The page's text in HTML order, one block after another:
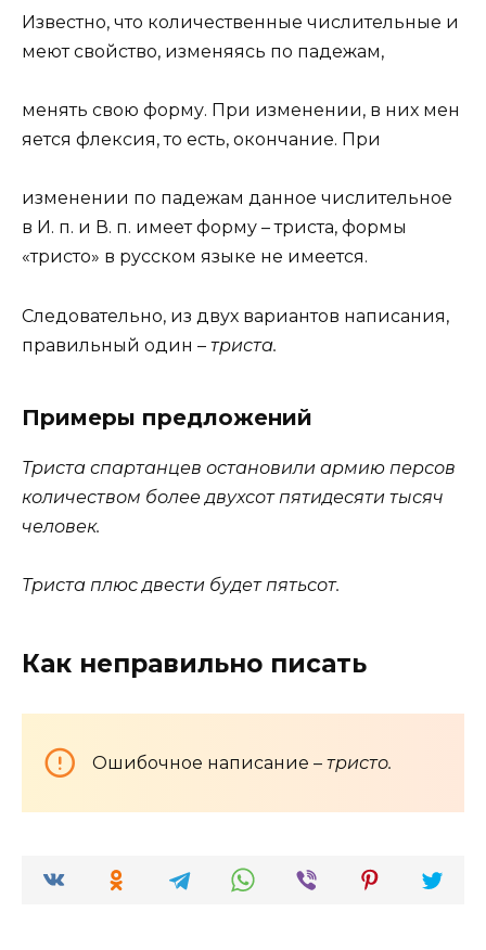
Известно, что количественные числительные и
меют свойство, изменяясь по падежам,
менять свою форму. При изменении, в них мен
яется флексия, то есть, окончание. При
изменении по падежам данное числительное
в И. п. и В. п. имеет форму – триста, формы
«тристо» в русском языке не имеется.
Следовательно, из двух вариантов написания,
правильный один – триста.
Примеры предложений
Триста спартанцев остановили армию персов
количеством более двухсот пятидесяти тысяч
человек.
Триста плюс двести будет пятьсот.
Как неправильно писать
Ошибочное написание – тристо.